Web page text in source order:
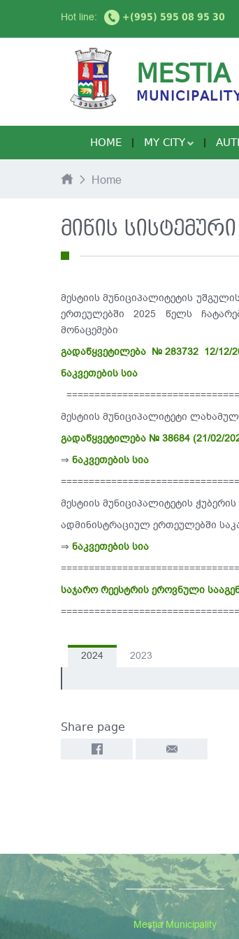
Hot line: +(995) 595 08 95 30
MESTIA
HOME MY CITY
Home
მიწის
მესტიის მუნიციპალიტეტის
ერთეულებში 2025 წელს
მონაცემები
გადაწყვეტილება № 283732 12/12/
ნაკვეთების სია
მესტიის მუნიციპალიტეტი
გადაწყვეტილება № 38684 (21/02/
⇒ ნაკვეთების სია
მესტიის მუნიციპალიტეტის
ადმინისტრაციულ ერთეულებში
⇒ ნაკვეთების სია
საჯარო რეესტრის ეროვნული
2024 2023
Share page
Mestia Municipality